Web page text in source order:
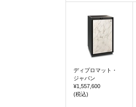
ディプロマット・
ジャパン
¥1,557,600
(税込)